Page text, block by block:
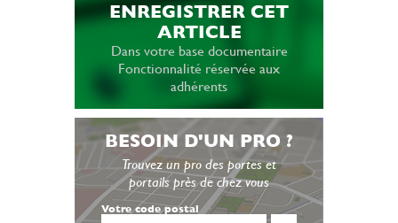
ENREGISTRER CET
ARTICLE
Dans votre base documentaire
Fonctionnalité réservée aux
adhérents
BESOIN D'UN PRO ?
Trouvez un pro des portes et
portails près de chez vous
Votre code postal